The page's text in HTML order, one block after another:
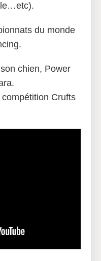
du monde
chien, Power
Crufts